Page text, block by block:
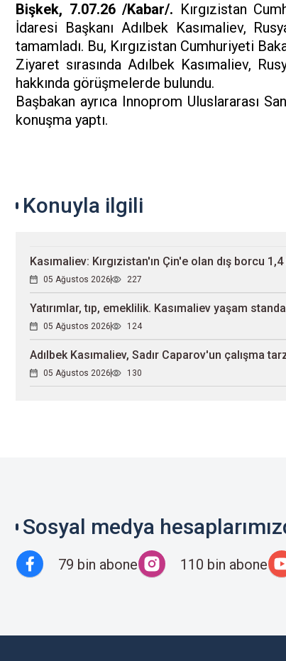
Bişkek, 7.07.26 /Kabar/. Kırgızistan
İdaresi Başkanı Adılbek Kasımaliev,
tamamladı. Bu, Kırgızistan Cumhuriyeti
Ziyaret sırasında Adılbek Kasımaliev,
hakkında görüşmelerde bulundu.
Başbakan ayrıca Innoprom Uluslararası
konuşma yaptı.
Konuyla ilgili
Kasımaliev: Kırgızistan'ın Çin'e olan dış borcu
05 Ağustos 2026 227
Yatırımlar, tıp, emeklilik. Kasımaliev yaşam
05 Ağustos 2026 124
Adılbek Kasımaliev, Sadır Caparov'un çalışma
05 Ağustos 2026 130
Sosyal medya
79 bin abone 110 bin abone